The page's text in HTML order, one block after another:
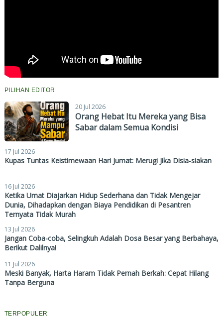
PILIHAN EDITOR
20 Jul 2026
Orang Hebat Itu Mereka yang Bisa
Sabar dalam Semua Kondisi
17 Jul 2026
Kupas Tuntas Keistimewaan Hari Jumat: Merugi Jika Disia-siakan
16 Jul 2026
Ketika Umat Diajarkan Hidup Sederhana dan Tidak Mengejar
Dunia, Dihadapkan dengan Biaya Pendidikan di Pesantren
Ternyata Tidak Murah
13 Jul 2026
Jangan Coba-coba, Selingkuh Adalah Dosa Besar yang Berbahaya,
Berikut Dalilnya!
11 Jul 2026
Meski Banyak, Harta Haram Tidak Pernah Berkah: Cepat Hilang
Tanpa Berguna
TERPOPULER